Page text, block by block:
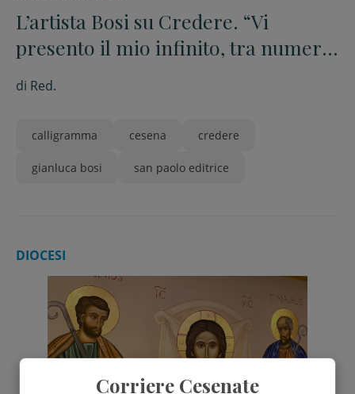
L’artista Bosi su Credere. “Vi
presento il mio infinito, tra numeri
e colori”
di Red.
calligramma cesena credere
gianluca bosi san paolo editrice
DIOCESI
Corriere Cesenate